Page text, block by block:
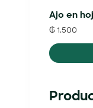
Ajo en
₲1.500